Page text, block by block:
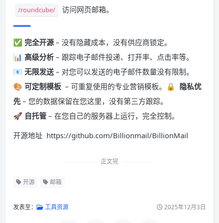
/roundcube/ 访问网页邮箱。
✅ 完全开源 – 没有隐藏成本，没有供应商锁定。
📊 高级分析 – 跟踪电子邮件投递、打开率、点击率等。
📧 无限发送 – 对您可以发送的电子邮件数量没有限制。
🎨 可定制模板 – 可重复使用的专业营销模板。🔒
隐私优
先 – 您的数据保留在您这里，没有第三方跟踪。
🚀 自托管 – 在您自己的服务器上运行，完全控制。
开源地址 https://github.com/Billionmail/BillionMail
正文完
开源 邮箱
发表至： 工具资源 2025年12月3日